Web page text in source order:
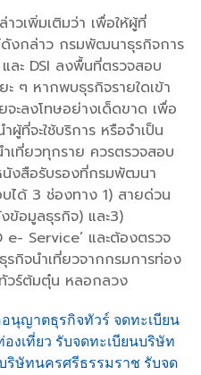
วเพิ่มเติมว่า เพื่อให้ผู้ที่
งกล่าว กรมพัฒนาธุรกิจการ
ละ DSI ลงพื้นที่ตรวจสอบ
ะ ๆ หากพบธุรกิจรายใดเข้า
ะลงโทษอย่างเด็ดขาด เพื่อ
ผู้ที่จะใช้บริการ หรือจำเป็น
เที่ยวทุกราย ควรตรวจสอบ
งสือรับรองที่กรมพัฒนา
ได้ 3 ช่องทาง 1) สายด่วน
อมูลธุรกิจ) และ3)
Service’ และต้องตรวจ
กิจนำเที่ยวจากกรมการท่อง
วร์ต้มตุ๋น หลอกลวง
นุญาตธุรกิจทัวร์ จดทะเบียน
งเที่ยว รับจดทะเบียนบริษัท
ริษัทนครศรีธรรมราช รับจด